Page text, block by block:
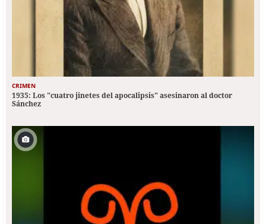
CRIMEN
1935: Los "cuatro jinetes del apocalipsis" asesinaron al doctor
Sánchez